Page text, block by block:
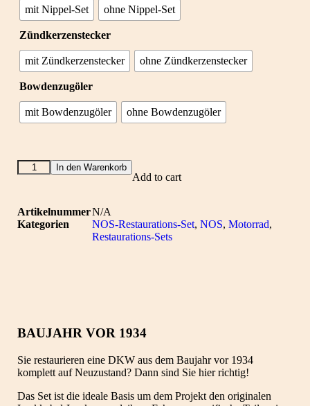
mit Nippel-Set ohne Nippel-Set
Zündkerzenstecker
mit Zündkerzenstecker ohne Zündkerzenstecker
Bowdenzugöler
mit Bowdenzugöler ohne Bowdenzugöler
In den Warenkorb
Add to cart
ArtikelnummerN/A
Kategorien
NOS-Restaurations-Set, NOS, Motorrad,
Restaurations-Sets
BAUJAHR VOR 1934
Sie restaurieren eine DKW aus dem Baujahr vor 1934
komplett auf Neuzustand? Dann sind Sie hier richtig!
Das Set ist die ideale Basis um dem Projekt den originalen